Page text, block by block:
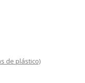
de plástico)